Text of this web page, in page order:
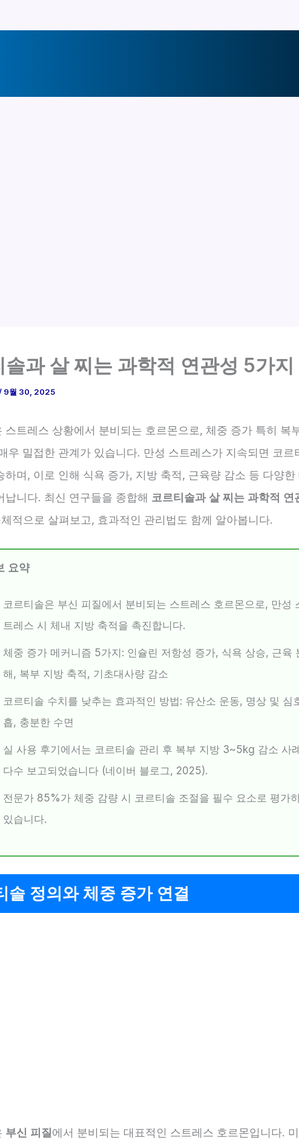
과 살 찌는 과학적 연관성 5가지
9월 30, 2025
스트레스 상황에서 분비되는 호르몬으로, 체중 증가 특히 복
우 밀접한 관계가 있습니다. 만성 스트레스가 지속되면 코르
하며, 이로 인해 식욕 증가, 지방 축적, 근육량 감소 등 다양한
납니다. 최신 연구들을 종합해 코르티솔과 살 찌는 과학적 연
적으로 살펴보고, 효과적인 관리법도 함께 알아봅니다.
요약
코르티솔은 부신 피질에서 분비되는 스트레스 호르몬으로, 만성
트레스 시 체내 지방 축적을 촉진합니다.
체중 증가 메커니즘 5가지: 인슐린 저항성 증가, 식욕 상승, 근육
해, 복부 지방 축적, 기초대사량 감소
코르티솔 수치를 낮추는 효과적인 방법: 유산소 운동, 명상 및 심
흡, 충분한 수면
실 사용 후기에서는 코르티솔 관리 후 복부 지방 3~5kg 감소 사
다수 보고되었습니다 (네이버 블로그, 2025).
전문가 85%가 체중 감량 시 코르티솔 조절을 필수 요소로 평가
있습니다.
솔 정의와 체중 증가 연결
부신 피질에서 분비되는 대표적인 스트레스 호르몬입니다.